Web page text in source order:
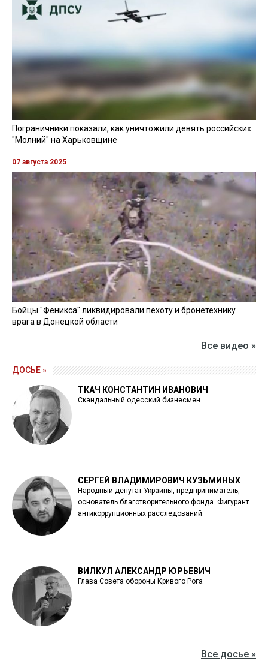
Пограничники показали, как уничтожили девять российских
"Молний" на Харьковщине
07 августа 2025
Бойцы "Феникса" ликвидировали пехоту и бронетехнику
врага в Донецкой области
Все видео »
ДОСЬЕ »
ТКАЧ КОНСТАНТИН ИВАНОВИЧ
Скандальный одесский бизнесмен
СЕРГЕЙ ВЛАДИМИРОВИЧ КУЗЬМИНЫХ
Народный депутат Украины, предприниматель,
основатель благотворительного фонда. Фигурант
антикоррупционных расследований.
ВИЛКУЛ АЛЕКСАНДР ЮРЬЕВИЧ
Глава Совета обороны Кривого Рога
Все досье »